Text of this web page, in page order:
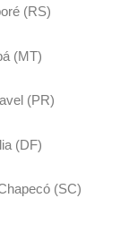
(RS)
(MT)
(PR)
(DF)
(SC)